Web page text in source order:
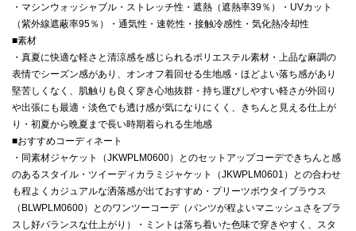
・マシンウォッシャブル・ストレッチ性・遮熱（遮熱率39％）・UVカット
（紫外線遮蔽率95％）・通気性・速乾性・接触冷感性・気化熱冷却性
■素材
・真夏に快適な軽さと清涼感を感じられるポリエステル素材・上品な麻調の
表情でシーズン感があり、オンオフ着回せる生地感・ほどよい落ち感があり
堅苦しくなく、肌触りも良く穿き心地抜群・持ち運びしやすい軽さが外回り
や出張にも最適・淡色でも透け感が気になりにくく、きちんと見える仕上が
り・初夏から晩夏まで長い時期着られる生地感
■おすすめコーディネート
・同素材ジャケット（JKWPLM0600）とのセットアップコーデできちんと感
のあるスタイル・ツイーディカラミジャケット（JKWPLM0601）との合わせ
も程よくカジュアルな洒落感が出ておすすめ・プリーツボウタイブラウス
（BLWPLM0600）とのワンツーコーデ（パンツが程よいマニッシュさをプラ
スし好バランスな仕上がり）・ミントは落ち着いた色味で穿きやすく、スタ